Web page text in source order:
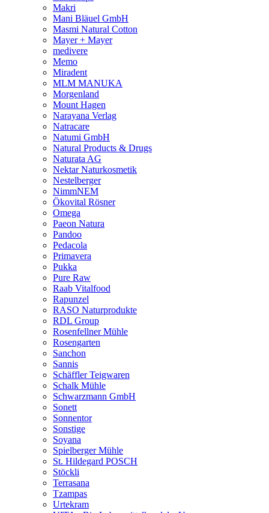
Makri
Mani Bläuel GmbH
Masmi Natural Cotton
Mayer + Mayer
medivere
Memo
Miradent
MLM MANUKA
Morgenland
Mount Hagen
Narayana Verlag
Natracare
Natumi GmbH
Natural Products & Drugs
Naturata AG
Nektar Naturkosmetik
Nestelberger
NimmNEM
Ökovital Rösner
Omega
Paeon Natura
Pandoo
Pedacola
Primavera
Pukka
Pure Raw
Raab Vitalfood
Rapunzel
RASO Naturprodukte
RDL Group
Rosenfellner Mühle
Rosengarten
Sanchon
Sannis
Schäffler Teigwaren
Schalk Mühle
Schwarzmann GmbH
Sonett
Sonnentor
Sonstige
Soyana
Spielberger Mühle
St. Hildegard POSCH
Stöckli
Terrasana
Tzampas
Urtekram